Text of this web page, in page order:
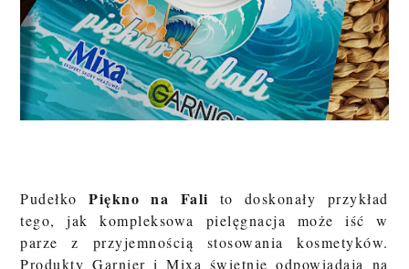
PudełkoPiękno na Fali to doskonały przykład
tego, jak kompleksowa pielęgnacja może iść w
parze z przyjemnością stosowania kosmetyków.
Produkty Garnier i Mixa świetnie odpowiadają na